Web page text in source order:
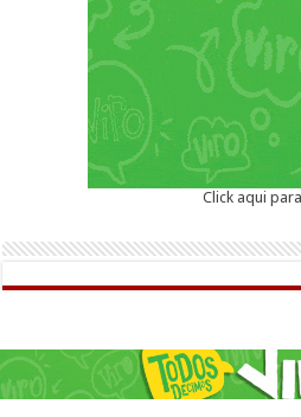
Click aqui